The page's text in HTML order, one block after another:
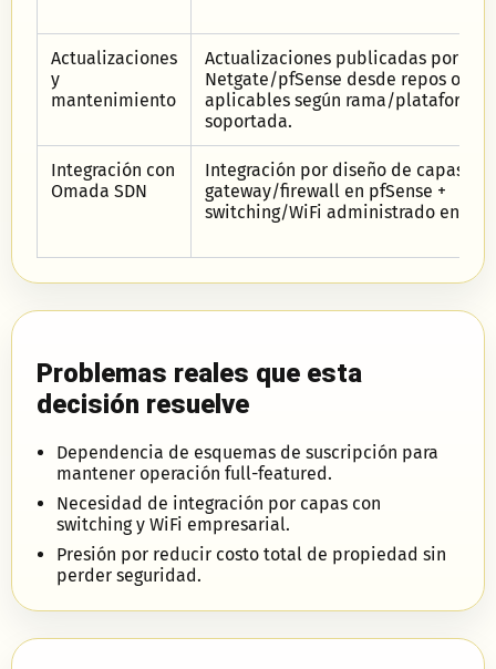
Actualizaciones
y
mantenimiento
Actualizaciones publicadas por
Netgate/pfSense desde repos
aplicables según rama/plataforma
soportada.
Integración con
Omada SDN
Integración por diseño de capas:
gateway/firewall en pfSense +
switching/WiFi administrado en
Problemas reales que esta
decisión resuelve
Dependencia de esquemas de suscripción para
mantener operación full-featured.
Necesidad de integración por capas con
switching y WiFi empresarial.
Presión por reducir costo total de propiedad sin
perder seguridad.